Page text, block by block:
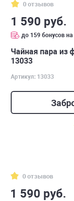
0 отзывов
1 590 руб.
до 159 бонусов на
Чайная пара из
13033
Артикул: 13033
0 отзывов
1 590 руб.